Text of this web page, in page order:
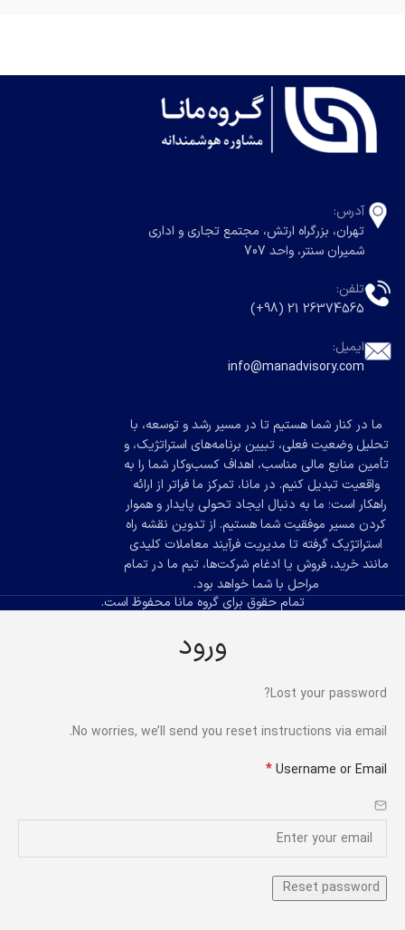
آدرس:
تهران، بزرگراه ارتش، مجتمع تجاری و اداری
شمیران سنتر، واحد 707
تلفن:
26374565 21 (98+)
ایمیل:
info@manadvisory.com
ما در کنار شما هستیم تا در مسیر رشد و توسعه، با
تحلیل وضعیت فعلی، تبیین برنامه‌های استراتژیک، و
تأمین منابع مالی مناسب، اهداف کسب‌وکار شما را به
واقعیت تبدیل کنیم. در مانا، تمرکز ما فراتر از ارائه
راهکار است؛ ما به دنبال ایجاد تحولی پایدار و هموار
کردن مسیر موفقیت شما هستیم. از تدوین نقشه راه
استراتژیک گرفته تا مدیریت فرآیند معاملات کلیدی
مانند خرید، فروش یا ادغام شرکت‌ها، تیم ما در تمام
مراحل با شما خواهد بود.
تمام حقوق برای گروه مانا محفوظ است.
ورود
Lost your password?
No worries, we’ll send you reset instructions via email.
Username or Email
*